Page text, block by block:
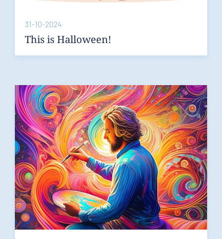
31-10-2024
This is Halloween!